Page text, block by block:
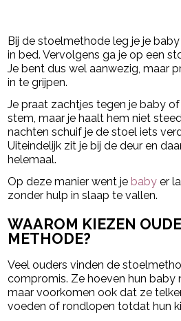
Bij de stoelmethode leg je je baby
in bed. Vervolgens ga je op een
Je bent dus wel aanwezig, maar
in te grijpen.
Je praat zachtjes tegen je baby
stem, maar je haalt hem niet
nachten schuif je de stoel iets
Uiteindelijk zit je bij de deur en
helemaal.
Op deze manier went je baby er
zonder hulp in slaap te vallen.
WAAROM KIEZEN
METHODE?
Veel ouders vinden de
compromis. Ze hoeven hun baby
maar voorkomen ook dat ze
voeden of rondlopen totdat hun